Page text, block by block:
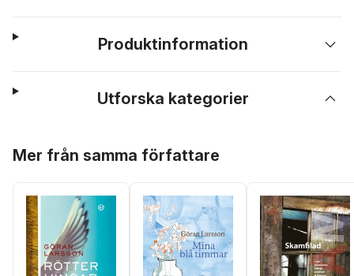
Produktinformation
Utforska kategorier
Mer från samma författare